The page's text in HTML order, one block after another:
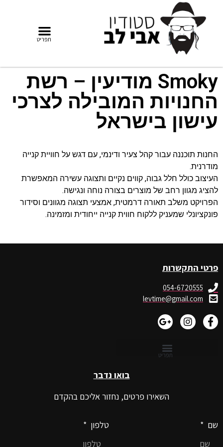
Smoky מודיעין – רשת
החנויות המובילה לצרכי
עישון בישראל
החנות תוכננה עבור קהל צעיר ודינמי, עם דגש על חוויית קנייה
מודרנית.
העיצוב כולל חלל גבוה, קווים נקיים ותצוגה עשירה המאפשרת
להציג מגוון רחב של מוצרים בצורה נוחה ונגישה.
הפרויקט משלב תאורה דרמטית, אמצעי תצוגה מגוונים וסידור
פונקציונלי שמעניק ללקוח חווית קנייה ייחודית ומזמינה.
פרטי התקשרות
054-6720555
levtime@gmail.com
בואו נדבר
השאירו פרטים, נחזור אליכם בהקדם
שם טלפון